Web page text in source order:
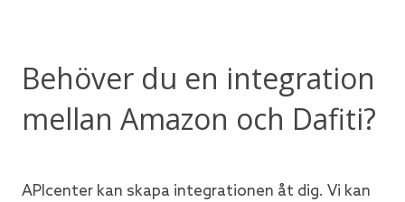
Behöver du en integration
mellan Amazon och Dafiti?
APIcenter kan skapa integrationen åt dig. Vi kan